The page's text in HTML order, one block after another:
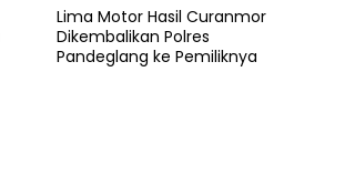
Lima Motor Hasil Curanmor
Dikembalikan Polres
Pandeglang ke Pemiliknya